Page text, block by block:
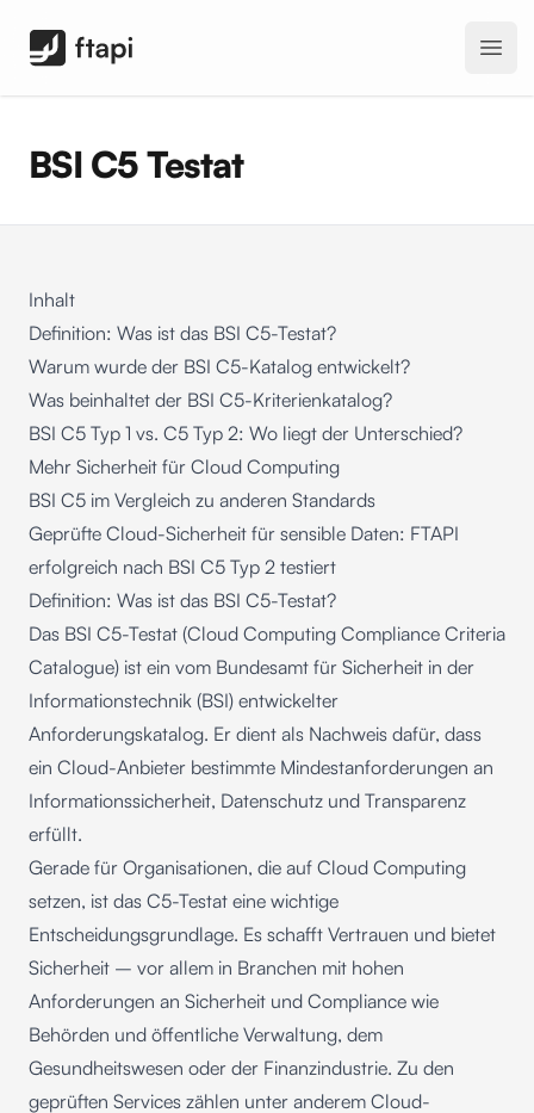
FTAPI Software GmbH
BSI C5 Testat
Inhalt
Definition: Was ist das BSI C5-Testat?
Warum wurde der BSI C5-Katalog entwickelt?
Was beinhaltet der BSI C5-Kriterienkatalog?
BSI C5 Typ 1 vs. C5 Typ 2: Wo liegt der Unterschied?
Mehr Sicherheit für Cloud Computing
BSI C5 im Vergleich zu anderen Standards
Geprüfte Cloud-Sicherheit für sensible Daten: FTAPI
erfolgreich nach BSI C5 Typ 2 testiert
Definition: Was ist das BSI C5-Testat?
Das BSI C5-Testat (Cloud Computing Compliance Criteria
Catalogue) ist ein vom Bundesamt für Sicherheit in der
Informationstechnik (BSI) entwickelter
Anforderungskatalog. Er dient als Nachweis dafür, dass
ein Cloud-Anbieter bestimmte Mindestanforderungen an
Informationssicherheit, Datenschutz und Transparenz
erfüllt.
Gerade für Organisationen, die auf Cloud Computing
setzen, ist das C5-Testat eine wichtige
Entscheidungsgrundlage. Es schafft Vertrauen und bietet
Sicherheit – vor allem in Branchen mit hohen
Anforderungen an Sicherheit und Compliance wie
Behörden und öffentliche Verwaltung, dem
Gesundheitswesen oder der Finanzindustrie. Zu den
geprüften Services zählen unter anderem Cloud-